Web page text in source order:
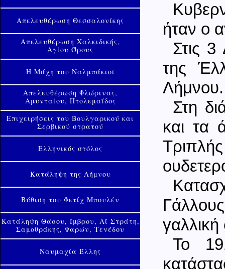
Απελευθέρωση Θεσσαλονίκης
Απελευθέρωση Χαλκιδικής,
Αγίου Όρους
Η Μάχη του Ναλμπάκιοϊ
Απελευθέρωση Φλώρινας,
Αμυνταίου, Πτολεμαΐδος
Επιχειρήσεις του Βουλγαρικού και
Σερβικού στρατού
Ελληνικός στόλος
Κατάληψη της Λήμνου
Βύθιση του Φετίχ Μπουλέν
Κατάληψη Θάσου, Ίμβρου, Αϊ Στράτη,
Σαμοθράκης, Ψαρών, Τενέδου
Ναυμαχία Έλλης
ήταν ο
Στις
της
Λήμνου.
Στη
και τα
Το